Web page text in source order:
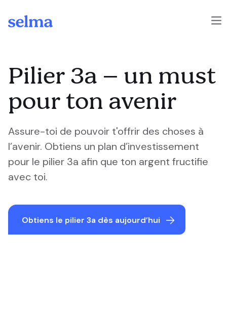
Pilier 3a – un must
pour ton avenir
Assure-toi de pouvoir t'offrir des choses à
l’avenir. Obtiens un plan d’investissement
pour le pilier 3a afin que ton argent fructifie
avec toi.
Obtiens le pilier 3a dès aujourd’hui